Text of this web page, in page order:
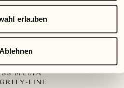
erlauben
Ablehnen
UND ANREISE
MEDIA
LINE